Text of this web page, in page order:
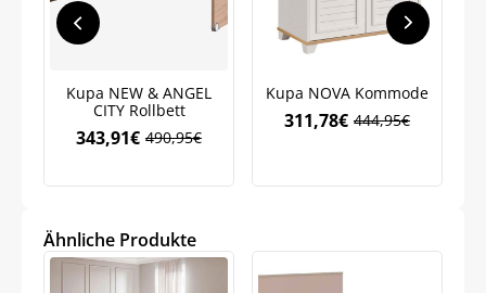
Kupa NEW & ANGEL
CITY Rollbett
490,95€
Ursprünglicher
war:
343,91€Aktueller
ist:
Kupa NOVA Kommode
444,95€
Ursprünglicher
444,95€
311,78€Aktueller
311,78€.
Ähnliche Produkte
Meinen Code senden
Neuigkeiten und Angebote.
Marketingkommunikation verarbeiten. Lesen Sie unsere
Datenschutzrichtlinie.